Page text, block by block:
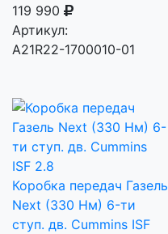
119 990
Артикул:
А21R22-1700010-01
Коробка передач Газель
Next (330 Нм) 6-ти
ступ. дв. Cummins ISF